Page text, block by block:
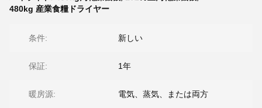
480kg 産業食糧ドライヤー
条件: 新しい
保証: 1年
暖房源: 電気、蒸気、または両方